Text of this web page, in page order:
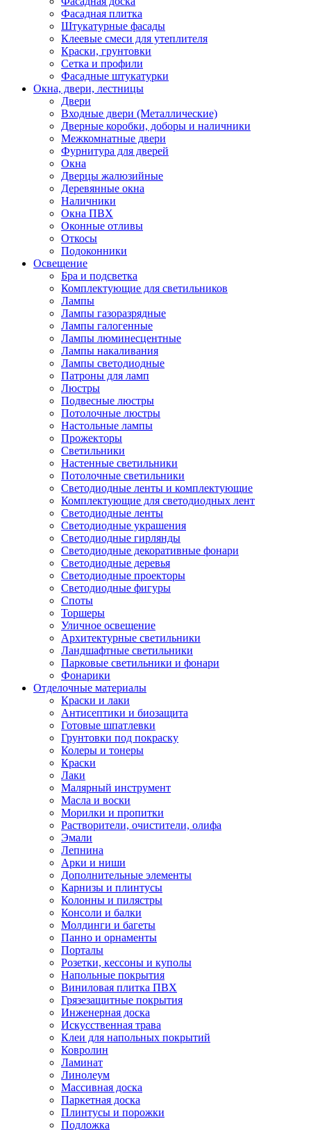
Фасадная плитка
Штукатурные фасады
Клеевые смеси для утеплителя
Краски, грунтовки
Сетка и профили
Фасадные штукатурки
Окна, двери, лестницы
Двери
Входные двери (Металлические)
Дверные коробки, доборы и наличники
Межкомнатные двери
Фурнитура для дверей
Окна
Дверцы жалюзийные
Деревянные окна
Наличники
Окна ПВХ
Оконные отливы
Откосы
Подоконники
Освещение
Бра и подсветка
Комплектующие для светильников
Лампы
Лампы газоразрядные
Лампы галогенные
Лампы люминесцентные
Лампы накаливания
Лампы светодиодные
Патроны для ламп
Люстры
Подвесные люстры
Потолочные люстры
Настольные лампы
Прожекторы
Светильники
Настенные светильники
Потолочные светильники
Светодиодные ленты и комплектующие
Комплектующие для светодиодных лент
Светодиодные ленты
Светодиодные украшения
Светодиодные гирлянды
Светодиодные декоративные фонари
Светодиодные деревья
Светодиодные проекторы
Светодиодные фигуры
Споты
Торшеры
Уличное освещение
Архитектурные светильники
Ландшафтные светильники
Парковые светильники и фонари
Фонарики
Отделочные материалы
Краски и лаки
Антисептики и биозащита
Готовые шпатлевки
Грунтовки под покраску
Колеры и тонеры
Краски
Лаки
Малярный инструмент
Масла и воски
Морилки и пропитки
Растворители, очистители, олифа
Эмали
Лепнина
Арки и ниши
Дополнительные элементы
Карнизы и плинтусы
Колонны и пилястры
Консоли и балки
Молдинги и багеты
Панно и орнаменты
Порталы
Розетки, кессоны и куполы
Напольные покрытия
Виниловая плитка ПВХ
Грязезащитные покрытия
Инженерная доска
Искусственная трава
Клеи для напольных покрытий
Ковролин
Ламинат
Линолеум
Массивная доска
Паркетная доска
Плинтусы и порожки
Подложка